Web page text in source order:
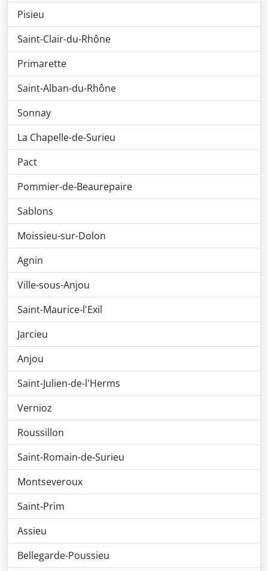
Pisieu
Saint-Clair-du-Rhône
Primarette
Saint-Alban-du-Rhône
Sonnay
La Chapelle-de-Surieu
Pact
Pommier-de-Beaurepaire
Sablons
Moissieu-sur-Dolon
Agnin
Ville-sous-Anjou
Saint-Maurice-l'Exil
Jarcieu
Anjou
Saint-Julien-de-l'Herms
Vernioz
Roussillon
Saint-Romain-de-Surieu
Montseveroux
Saint-Prim
Assieu
Bellegarde-Poussieu